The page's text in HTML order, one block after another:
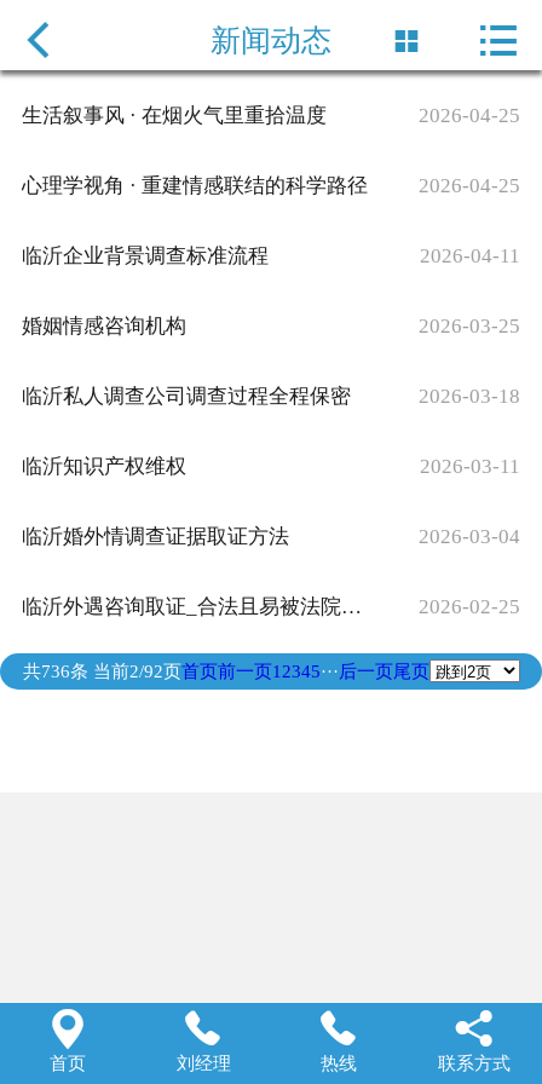
网站首页
保密协定
联系方式
 新闻动态  
生活叙事风 · 在烟火气里重拾温度‌ 2026-04-25
心理学视角 · 重建情感联结的科学路径‌ 2026-04-25
临沂企业背景调查标准流程‌ 2026-04-11
​婚姻情感咨询机构 2026-03-25
​临沂私人调查公司调查过程全程保密 2026-03-18
临沂知识产权维权 2026-03-11
临沂婚外情调查​证据取证方法 2026-03-04
临沂外遇咨询取证_​合法且易被法院采纳的证据类型 2026-02-25
共736条 当前2/92页首页前一页1 2345···后一页尾页

首页

刘经理

热线

联系方式